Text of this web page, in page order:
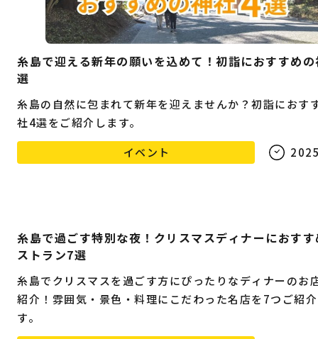
糸島で迎える新年の願いを込めて！初詣におすすめ
選
糸島の自然に包まれて新年を迎えませんか？初詣におす
社4選をご紹介します。
イベント
糸島で過ごす特別な夜！クリスマスディナーにおす
ストラン7選
糸島でクリスマスを過ごす方にぴったりなディナーのお
紹介！雰囲気・景色・料理にこだわった名店を7つご紹
す。